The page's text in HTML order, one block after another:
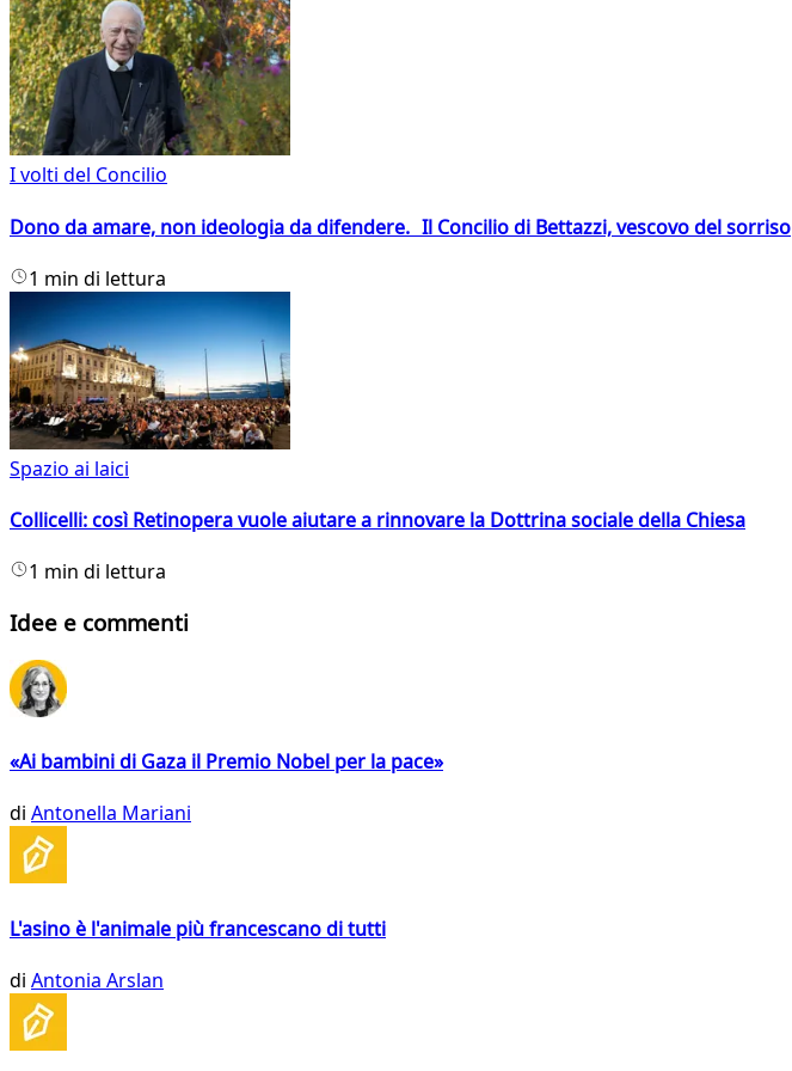
I volti del Concilio
Dono da amare, non ideologia da difendere. Il Concilio di Bettazzi, vescovo del sorriso
1 min di lettura
Spazio ai laici
Collicelli: così Retinopera vuole aiutare a rinnovare la Dottrina sociale della Chiesa
1 min di lettura
Idee e commenti
«Ai bambini di Gaza il Premio Nobel per la pace»
di Antonella Mariani
L'asino è l'animale più francescano di tutti
di Antonia Arslan